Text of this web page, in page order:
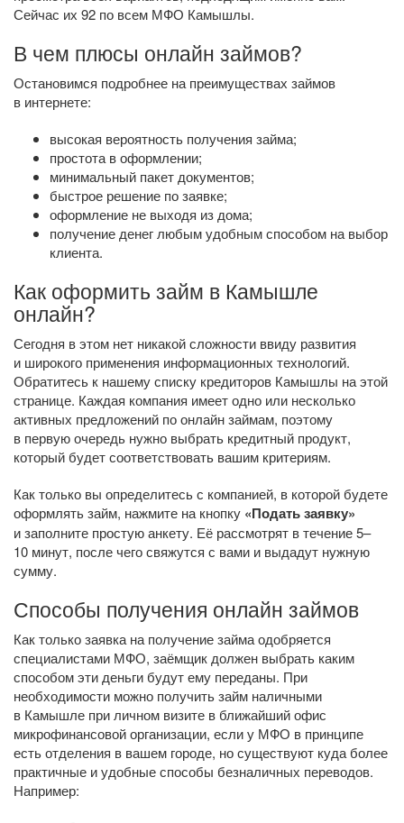
Сейчас их 92 по всем МФО Камышлы.
В чем плюсы онлайн займов?
Остановимся подробнее на преимуществах займов
в интернете:
высокая вероятность получения займа;
простота в оформлении;
минимальный пакет документов;
быстрое решение по заявке;
оформление не выходя из дома;
получение денег любым удобным способом на выбор
клиента.
Как оформить займ в Камышле
онлайн?
Сегодня в этом нет никакой сложности ввиду развития
и широкого применения информационных технологий.
Обратитесь к нашему списку кредиторов Камышлы на этой
странице. Каждая компания имеет одно или несколько
активных предложений по онлайн займам, поэтому
в первую очередь нужно выбрать кредитный продукт,
который будет соответствовать вашим критериям.
Как только вы определитесь с компанией, в которой будете
оформлять займ, нажмите на кнопку «Подать заявку»
и заполните простую анкету. Её рассмотрят в течение 5–
10 минут, после чего свяжутся с вами и выдадут нужную
сумму.
Способы получения онлайн займов
Как только заявка на получение займа одобряется
специалистами МФО, заёмщик должен выбрать каким
способом эти деньги будут ему переданы. При
необходимости можно получить займ наличными
в Камышле при личном визите в ближайший офис
микрофинансовой организации, если у МФО в принципе
есть отделения в вашем городе, но существуют куда более
практичные и удобные способы безналичных переводов.
Например: